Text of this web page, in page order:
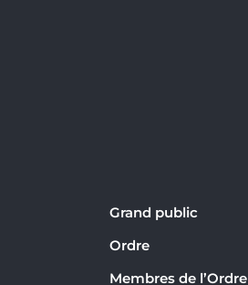
Grand public
Ordre
Membres de l’Ordre